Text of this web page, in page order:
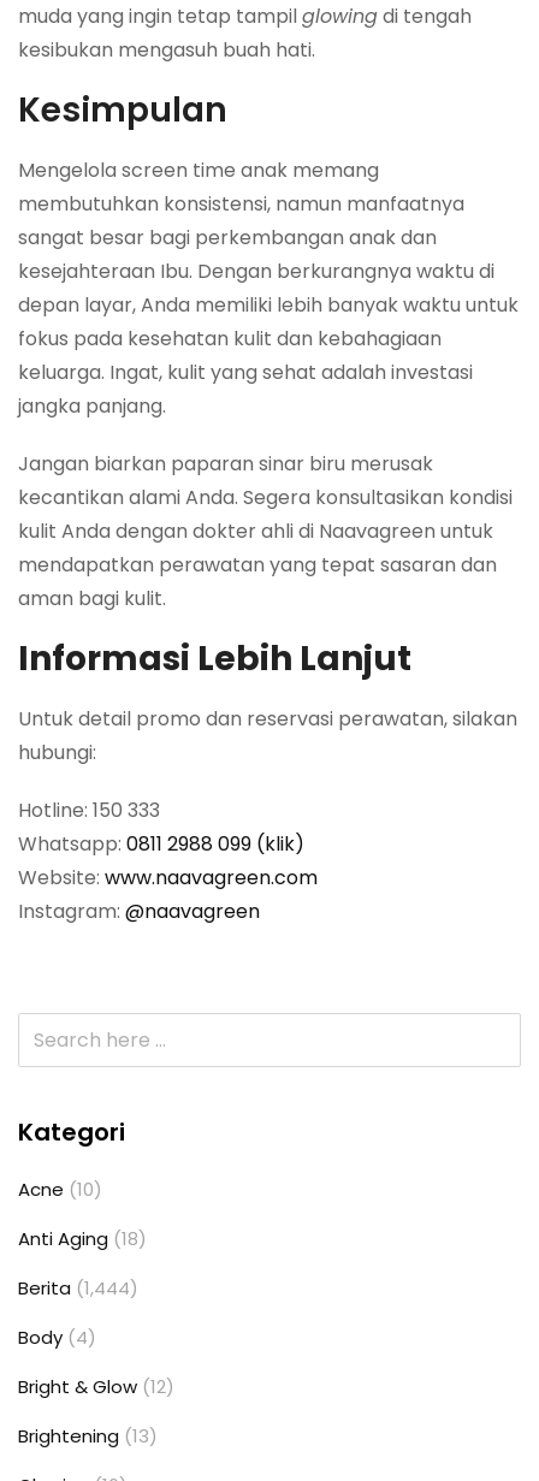
muda yang ingin tetap tampilglowingdi tengah
kesibukan mengasuh buah hati.
Kesimpulan
Mengelola screen time anak memang
membutuhkan konsistensi, namun manfaatnya
sangat besar bagi perkembangan anak dan
kesejahteraan Ibu. Dengan berkurangnya waktu di
depan layar, Anda memiliki lebih banyak waktu untuk
fokus pada kesehatan kulit dan kebahagiaan
keluarga. Ingat, kulit yang sehat adalah investasi
jangka panjang.
Jangan biarkan paparan sinar biru merusak
kecantikan alami Anda. Segera konsultasikan kondisi
kulit Anda dengan dokter ahli di Naavagreen untuk
mendapatkan perawatan yang tepat sasaran dan
aman bagi kulit.
Informasi Lebih Lanjut
Untuk detail promo dan reservasi perawatan, silakan
hubungi:
Hotline: 150 333
Whatsapp: 0811 2988 099 (klik)
Website: www.naavagreen.com
Instagram: @naavagreen
Kategori
Acne (10)
Anti Aging (18)
Berita (1,444)
Body (4)
Bright & Glow (12)
Brightening (13)